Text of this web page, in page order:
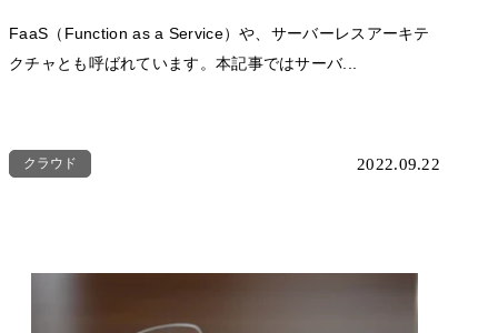
FaaS（Function as a Service）や、サーバーレスアーキテ
クチャとも呼ばれています。本記事ではサーバ...
クラウド 2022.09.22